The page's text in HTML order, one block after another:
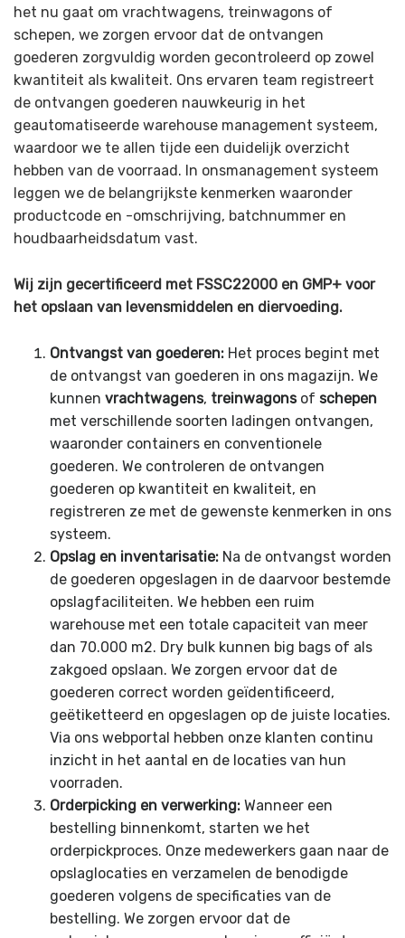
het nu gaat om vrachtwagens, treinwagons of
schepen, we zorgen ervoor dat de ontvangen
goederen zorgvuldig worden gecontroleerd op zowel
kwantiteit als kwaliteit. Ons ervaren team registreert
de ontvangen goederen nauwkeurig in het
geautomatiseerde warehouse management systeem,
waardoor we te allen tijde een duidelijk overzicht
hebben van de voorraad. In onsmanagement systeem
leggen we de belangrijkste kenmerken waaronder
productcode en -omschrijving, batchnummer en
houdbaarheidsdatum vast.
Wij zijn gecertificeerd met FSSC22000 en GMP+ voor
het opslaan van levensmiddelen en diervoeding.
Ontvangst van goederen: Het proces begint met
de ontvangst van goederen in ons magazijn. We
kunnen vrachtwagens, treinwagonsof schepen
met verschillende soorten ladingen ontvangen,
waaronder containers en conventionele
goederen. We controleren de ontvangen
goederen op kwantiteit en kwaliteit, en
registreren ze met de gewenste kenmerken in ons
systeem.
Opslag en inventarisatie: Na de ontvangst worden
de goederen opgeslagen in de daarvoor bestemde
opslagfaciliteiten. We hebben een ruim
warehouse met een totale capaciteit van meer
dan 70.000 m2. Dry bulk kunnen big bags of als
zakgoed opslaan. We zorgen ervoor dat de
goederen correct worden geïdentificeerd,
geëtiketteerd en opgeslagen op de juiste locaties.
Via ons webportal hebben onze klanten continu
inzicht in het aantal en de locaties van hun
voorraden.
Orderpicking en verwerking: Wanneer een
bestelling binnenkomt, starten we het
orderpickproces. Onze medewerkers gaan naar de
opslaglocaties en verzamelen de benodigde
goederen volgens de specificaties van de
bestelling. We zorgen ervoor dat de